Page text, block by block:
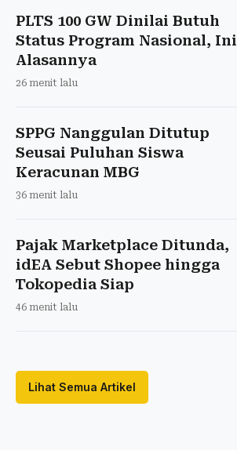
PLTS 100 GW Dinilai Butuh
Status Program Nasional, Ini
Alasannya
26 menit lalu
SPPG Nanggulan Ditutup
Seusai Puluhan Siswa
Keracunan MBG
36 menit lalu
Pajak Marketplace Ditunda,
idEA Sebut Shopee hingga
Tokopedia Siap
46 menit lalu
Lihat Semua Artikel